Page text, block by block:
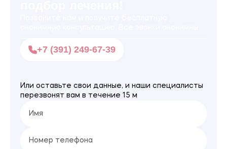
+7 (391) 249-67-39
Или оставьте свои данные, и наши специалисты
перезвонят вам в течение 15 м